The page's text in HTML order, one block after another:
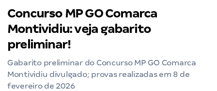
Concurso MP GO Comarca
Montividiu: veja gabarito
preliminar!
Gabarito preliminar do Concurso MP GO Comarca
Montividiu divulgado; provas realizadas em 8 de
fevereiro de 2026